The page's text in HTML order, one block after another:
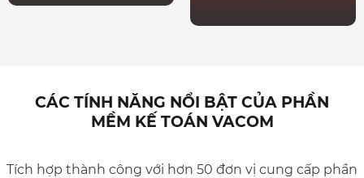
CÁC TÍNH NĂNG NỔI BẬT CỦA PHẦN
MỀM KẾ TOÁN VACOM
Tích hợp thành công với hơn 50 đơn vị cung cấp phần